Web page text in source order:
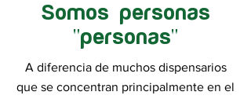
Somos personas
"personas"
A diferencia de muchos dispensarios
que se concentran principalmente en el